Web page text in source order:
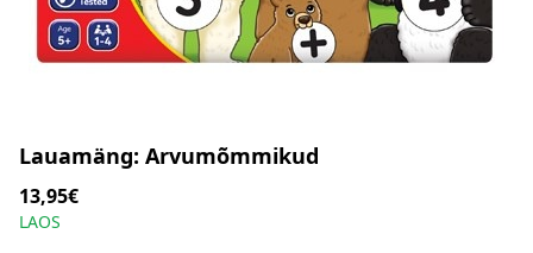
Lauamäng: Arvumõmmikud
13,95€
LAOS